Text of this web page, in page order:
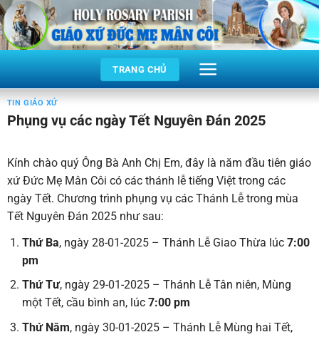
Skip
to
content
TRANG CHỦ
TIN GIÁO XỨ
Phụng vụ các ngày Tết Nguyên Đán 2025
Kính chào quý Ông Bà Anh Chị Em, đây là năm đầu tiên giáo
xứ Đức Mẹ Mân Côi có các thánh lễ tiếng Việt trong các
ngày Tết. Chương trình phụng vụ các Thánh Lễ trong mùa
Tết Nguyên Đán 2025 như sau:
Thứ Ba, ngày 28-01-2025 – Thánh Lễ Giao Thừa lúc 7:00
pm
Thứ Tư, ngày 29-01-2025 – Thánh Lễ Tân niên, Mùng
một Tết, cầu bình an, lúc 7:00 pm
Thứ Năm, ngày 30-01-2025 – Thánh Lễ Mùng hai Tết,